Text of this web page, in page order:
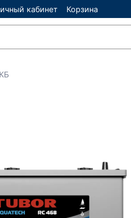
кабинет Корзина